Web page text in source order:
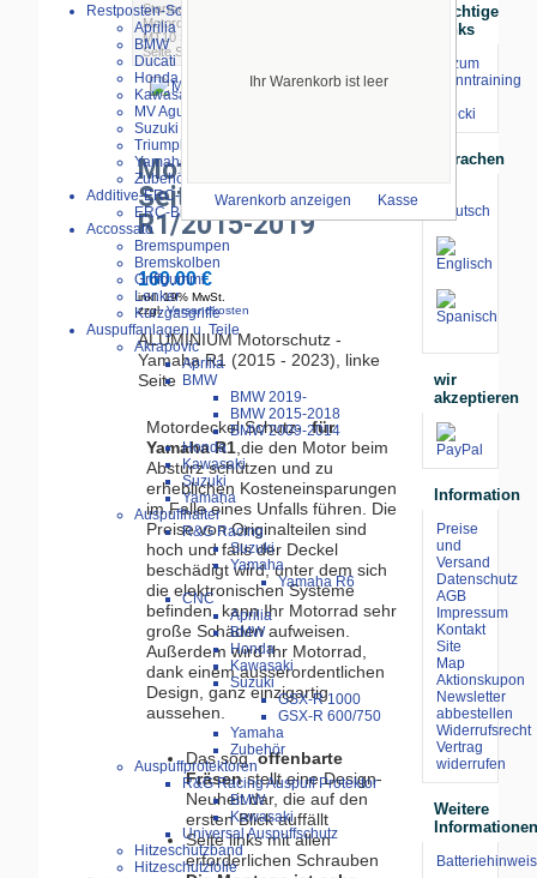
Ihr Warenkorb ist leer
Warenkorb anzeigen Kasse
Restposten-Sonderverkauf
Aprilia
BMW
Ducati
Honda
Kawasaki
MV Agusta
Suzuki
Triumph
Yamaha
Zubehör
Additive-ERC-Bike
ERC-Bike Additive
Accossato
Bremspumpen
Bremskolben
Griffgummi
Lenker
Kurzgasgriffe
Auspuffanlagen u. Teile
Akrapovic
Aprilia
BMW
BMW 2019-
BMW 2015-2018
BMW 2009-2014
Honda
Kawasaki
Suzuki
Yamaha
Auspuffhalter
R&G Racing
Suzuki
Yamaha
Yamaha R6
CNC
Aprilia
BMW
Honda
Kawasaki
Suzuki
GSX-R 1000
GSX-R 600/750
Yamaha
Zubehör
Auspuffprotektoren
R&G Racing Auspuff Protektor
BMW
Kawasaki
Universal Auspuffschutz
Hitzeschutzband
Hitzeschutzfolie
Startseite
Motordeckel
MT10>
Seite Schwarz R1/2015-2019
Motordeckel linke
Seite Schwarz
R1/2015-2019
160.00 €
inkl. 19% MwSt.
zzgl.Versandkosten
ALUMINIUM Motorschutz -
Yamaha R1 (2015 - 2023), linke
Seite
Motordeckel Schutz-für
Yamaha R1,die den Motor beim
Absturz schützen und zu
erheblichen Kosteneinsparungen
im Falle eines Unfalls führen. Die
Preise von Originalteilen sind
hoch und falls der Deckel
beschädigt wird, unter dem sich
die elektronischen Systeme
befinden, kann Ihr Motorrad sehr
große Schäden aufweisen.
Außerdem wird Ihr Motorrad,
dank einem ausserordentlichen
Design, ganz einzigartig
aussehen.
Das sog.offenbarte
Fräsenstellt eine Design-
Neuheit dar, die auf den
ersten Blick auffällt
Seite links mit allen
erforderlichen Schrauben
Wichtige
Links
⇒ zum
Renntraining
Stecki
Sprachen
wir
akzeptieren
Information
Preise
und
Versand
Datenschutz
AGB
Impressum
Kontakt
Site
Map
Aktionskupon
Newsletter
abbestellen
Widerrufsrecht
Vertrag
widerrufen
Weitere
Batteriehinweis